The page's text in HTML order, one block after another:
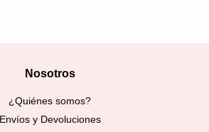
Nosotros
¿Quiénes somos?
Envíos y Devoluciones